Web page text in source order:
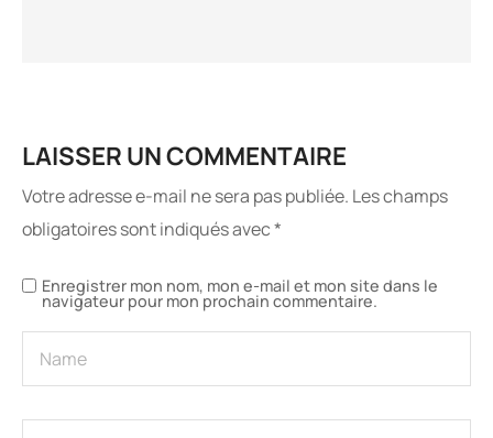
LAISSER UN COMMENTAIRE
Votre adresse e-mail ne sera pas publiée. Les champs
obligatoires sont indiqués avec*
Enregistrer mon nom, mon e-mail et mon site dans le
navigateur pour mon prochain commentaire.